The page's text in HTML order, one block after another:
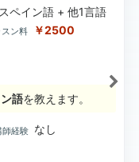
スペイン語 + 他1言語
ン料 ￥2500
語を教えます。
師経験 なし